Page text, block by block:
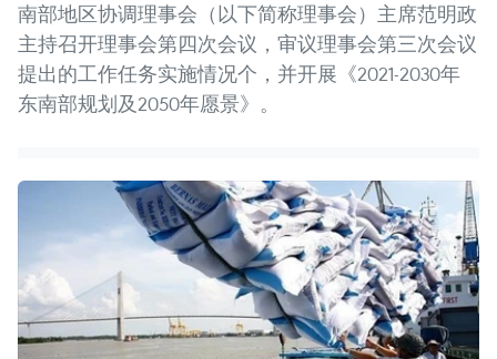
南部地区协调理事会（以下简称理事会）主席范明政
主持召开理事会第四次会议，审议理事会第三次会议
提出的工作任务实施情况个，并开展《2021-2030年
东南部规划及2050年愿景》。